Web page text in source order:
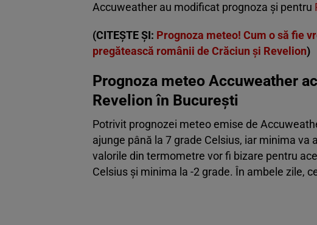
Accuweather au modificat prognoza și pentru
(CITEȘTE ȘI: Prognoza meteo! Cum o să fie
pregătească românii de Crăciun și Revelion)
Prognoza meteo Accuweather
Revelion în București
Potrivit prognozei meteo emise de
ajunge până la 7 grade Celsius, iar minima va
valorile din termometre vor fi bizare pentru
Celsius și minima la -2 grade. În ambele zile,